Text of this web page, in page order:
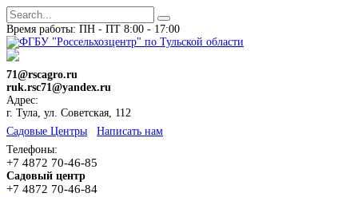
Время работы: ПН - ПТ 8:00 - 17:00
71@rscagro.ru
ruk.rsc71@yandex.ru
Адрес:
г. Тула, ул. Советская, 112
Cадовые Центры
Написать нам
Телефоны:
+7 4872 70-46-85
Садовый центр
+7 4872 70-46-84